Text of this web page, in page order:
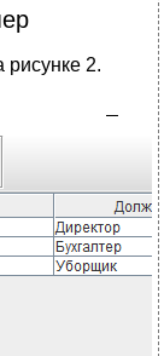
рисунке 2.